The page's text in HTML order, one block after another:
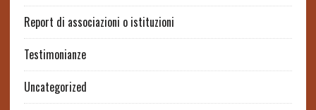
Report di associazioni o istituzioni
Testimonianze
Uncategorized